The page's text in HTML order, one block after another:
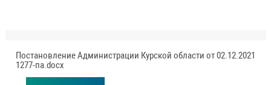
Постановление Администрации Курской области от 02.12.2021
1277-па.docx